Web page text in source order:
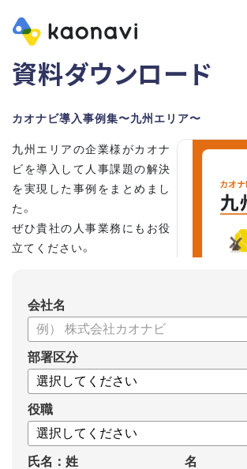
資料ダウンロード
カオナビ導入事例集〜九州エリア〜
九州エリアの企業様がカオナ
ビを導入して人事課題の解決
を実現した事例をまとめまし
た。
ぜひ貴社の人事業務にもお役
立てください。
会社名
部署区分
役職
氏名：姓 名